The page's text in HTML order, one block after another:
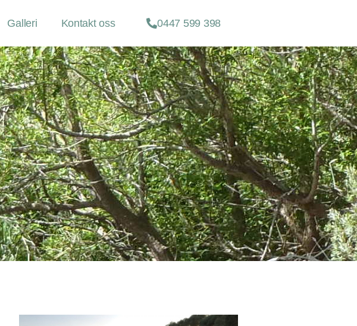
Galleri Kontakt oss 0447 599 398